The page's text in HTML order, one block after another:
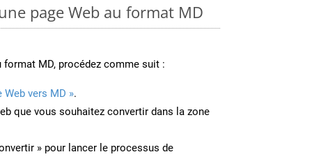
page Web au format MD
format MD, procédez comme suit :
Web vers MD ».
que vous souhaitez convertir dans la zone
» pour lancer le processus de